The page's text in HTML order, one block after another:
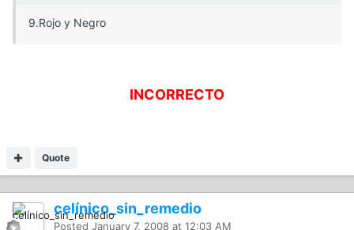
9.Rojo y Negro
INCORRECTO
Quote
celínico_sin_remedio
Posted January 7, 2008 at 12:03 AM